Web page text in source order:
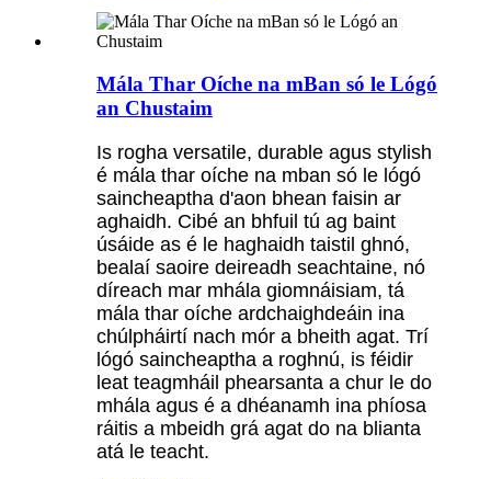
Mála Thar Oíche na mBan só le Lógó
an Chustaim
Is rogha versatile, durable agus stylish
é mála thar oíche na mban só le lógó
saincheaptha d'aon bhean faisin ar
aghaidh. Cibé an bhfuil tú ag baint
úsáide as é le haghaidh taistil ghnó,
bealaí saoire deireadh seachtaine, nó
díreach mar mhála giomnáisiam, tá
mála thar oíche ardchaighdeáin ina
chúlpháirtí nach mór a bheith agat. Trí
lógó saincheaptha a roghnú, is féidir
leat teagmháil phearsanta a chur le do
mhála agus é a dhéanamh ina phíosa
ráitis a mbeidh grá agat do na blianta
atá le teacht.